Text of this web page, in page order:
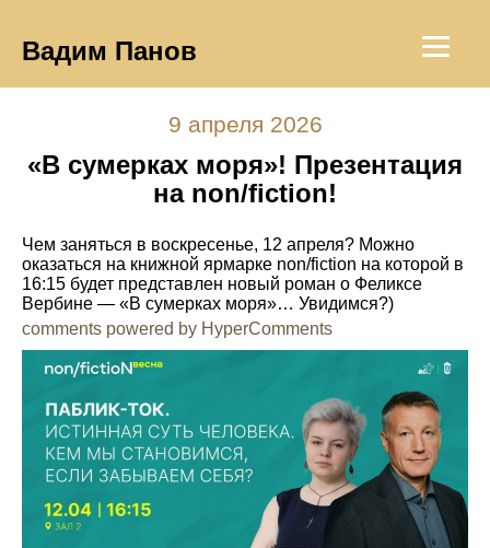
Вадим Панов
9 апреля 2026
«В сумерках моря»! Презентация
на non/fiction!
Чем заняться в воскресенье, 12 апреля? Можно
оказаться на книжной ярмарке non/fiction на которой в
16:15 будет представлен новый роман о Феликсе
Вербине — «В сумерках моря»… Увидимся?)
comments powered by HyperComments